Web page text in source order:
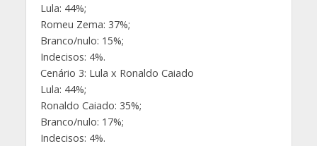
Lula: 44%;
Romeu Zema: 37%;
Branco/nulo: 15%;
Indecisos: 4%.
Cenário 3: Lula x Ronaldo Caiado
Lula: 44%;
Ronaldo Caiado: 35%;
Branco/nulo: 17%;
Indecisos: 4%.